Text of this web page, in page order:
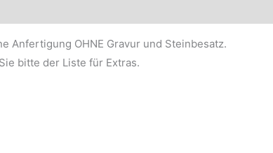
Anfertigung OHNE Gravur und Steinbesatz.
bitte der Liste für Extras.